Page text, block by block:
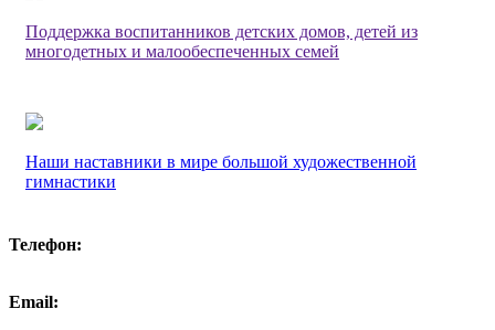
Поддержка воспитанников детских домов, детей из
многодетных и малообеспеченных семей
Наши наставники в мире большой художественной
гимнастики
Телефон:
Email: